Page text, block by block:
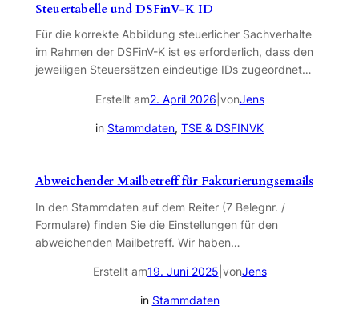
Steuertabelle und DSFinV-K ID
Für die korrekte Abbildung steuerlicher Sachverhalte
im Rahmen der DSFinV-K ist es erforderlich, dass den
jeweiligen Steuersätzen eindeutige IDs zugeordnet…
Erstellt am2. April 2026 vonJens
in Stammdaten, TSE & DSFINVK
Abweichender Mailbetreff für Fakturierungsemails
In den Stammdaten auf dem Reiter (7 Belegnr. /
Formulare) finden Sie die Einstellungen für den
abweichenden Mailbetreff. Wir haben…
Erstellt am19. Juni 2025 vonJens
in Stammdaten